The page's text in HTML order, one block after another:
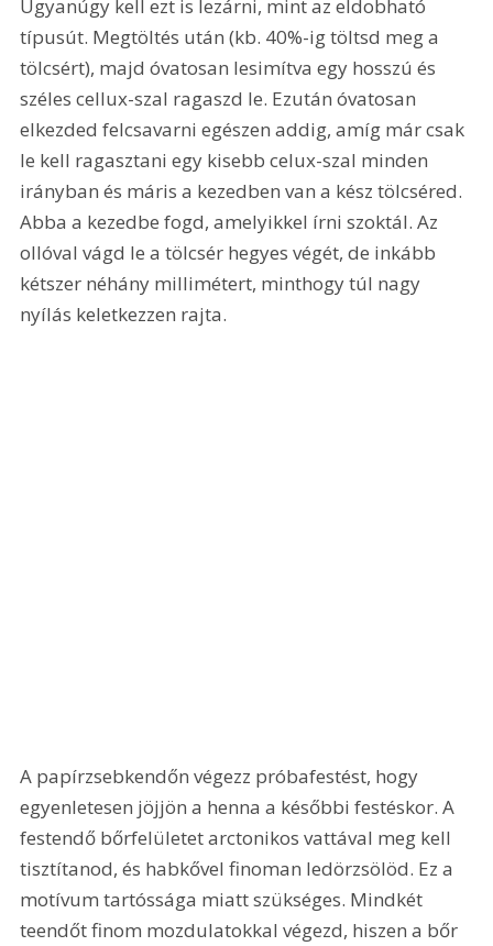
Ugyanúgy kell ezt is lezárni, mint az eldobható
típusút. Megtöltés után (kb. 40%-ig töltsd meg a
tölcsért), majd óvatosan lesimítva egy hosszú és
széles cellux-szal ragaszd le. Ezután óvatosan
elkezded felcsavarni egészen addig, amíg már csak
le kell ragasztani egy kisebb celux-szal minden
irányban és máris a kezedben van a kész tölcséred.
Abba a kezedbe fogd, amelyikkel írni szoktál. Az
ollóval vágd le a tölcsér hegyes végét, de inkább
kétszer néhány millimétert, minthogy túl nagy
nyílás keletkezzen rajta.
A papírzsebkendőn végezz próbafestést, hogy
egyenletesen jöjjön a henna a későbbi festéskor. A
festendő bőrfelületet arctonikos vattával meg kell
tisztítanod, és habkővel finoman ledörzsölöd. Ez a
motívum tartóssága miatt szükséges. Mindkét
teendőt finom mozdulatokkal végezd, hiszen a bőr